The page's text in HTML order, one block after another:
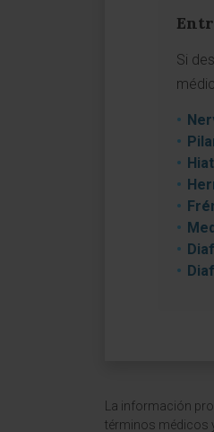
Si
La información
términos médicos